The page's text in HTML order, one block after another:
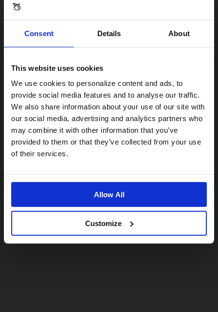
Consent Details About
This website uses cookies
We use cookies to personalize content and ads, to
provide social media features and to analyse our traffic.
We also share information about your use of our site with
our social media, advertising and analytics partners who
may combine it with other information that you’ve
provided to them or that they’ve collected from your use
of their services.
Allow All
Customize
Visiting from the United States?
For a better experience, please visit our:
US website